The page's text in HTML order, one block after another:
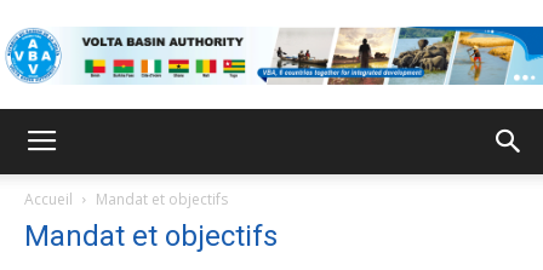
Accueil Mandat et objectifs
Mandat et objectifs